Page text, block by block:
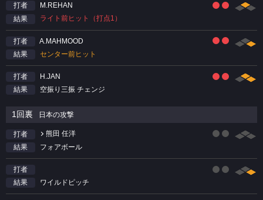
打者
M.REHAN
結果
ライト前ヒット（打点1）
打者
A.MAHMOOD
結果
センター前ヒット
打者
H.JAN
結果
空振り三振 チェンジ
1回裏 日本の攻撃
打者
熊田 任洋
結果
フォアボール
打者
結果
ワイルドピッチ